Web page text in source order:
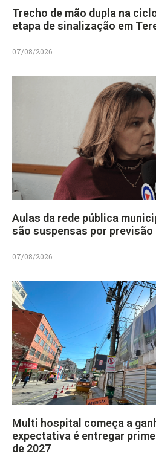
Trecho de mão dupla na
etapa de sinalização em
07/08/2026
Aulas da rede pública
são suspensas por
07/08/2026
Multi hospital começa a
expectativa é entregar
de 2027